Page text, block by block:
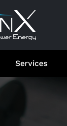
Services